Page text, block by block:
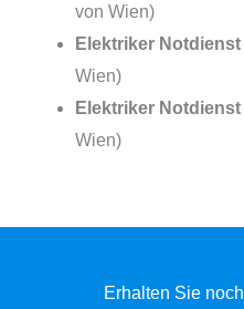
von Wien)
Elektriker
Wien)
Elektriker
Wien)
Erhalten Sie